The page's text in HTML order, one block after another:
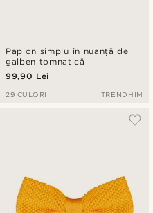
Papion simplu în nuanță de
galben tomnatică
99,90 Lei
29 CULORI TRENDHIM